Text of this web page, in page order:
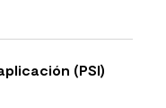
(PSI)